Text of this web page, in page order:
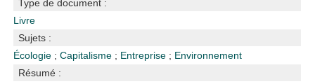
Type de document :
Livre
Sujets :
Écologie ;Capitalisme ; Entreprise ; Environnement
Résumé :